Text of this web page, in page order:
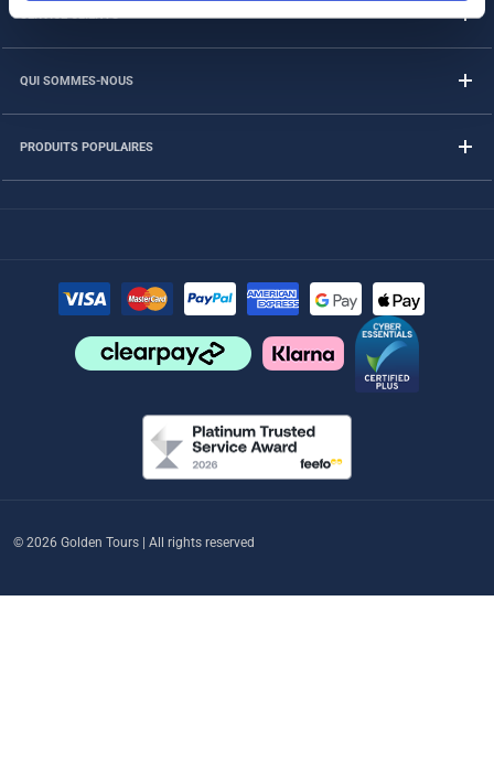
QUI SOMMES-NOUS
PRODUITS POPULAIRES
© 2026 Golden Tours | All rights reserved